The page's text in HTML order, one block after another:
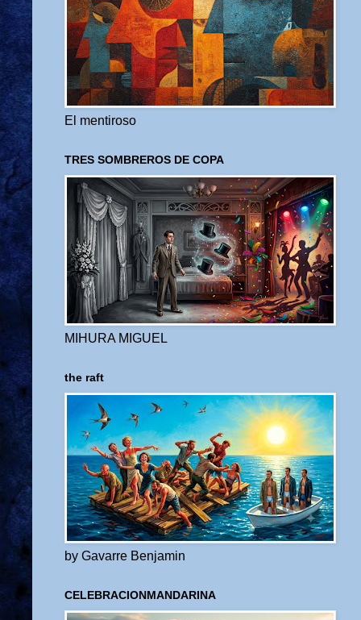
El mentiroso
TRES SOMBREROS DE COPA
MIHURA MIGUEL
the raft
by Gavarre Benjamin
CELEBRACIONMANDARINA